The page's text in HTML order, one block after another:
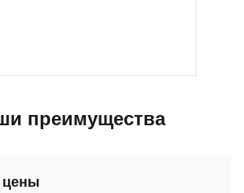
преимущества
цены